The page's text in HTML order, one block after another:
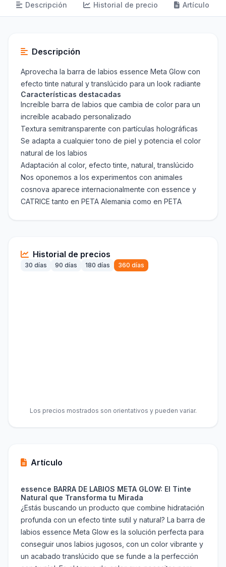
Descripción Historial de precio Artículo
Descripción
Aprovecha la barra de labios essence Meta Glow con
efecto tinte natural y translúcido para un look radiante
Características destacadas
Increíble barra de labios que cambia de color para un
increíble acabado personalizado
Textura semitransparente con partículas holográficas
Se adapta a cualquier tono de piel y potencia el color
natural de los labios
Adaptación al color, efecto tinte, natural, translúcido
Nos oponemos a los experimentos con animales
cosnova aparece internacionalmente con essence y
CATRICE tanto en PETA Alemania como en PETA
Historial de precios
30 días 90 días 180 días 360 días
Los precios mostrados son orientativos y pueden variar.
Artículo
essence BARRA DE LABIOS META GLOW: El Tinte
Natural que Transforma tu Mirada
¿Estás buscando un producto que combine hidratación
profunda con un efecto tinte sutil y natural? La barra de
labios essence Meta Glow es la solución perfecta para
conseguir unos labios jugosos, con un color vibrante y
un acabado translúcido que se funde a la perfección